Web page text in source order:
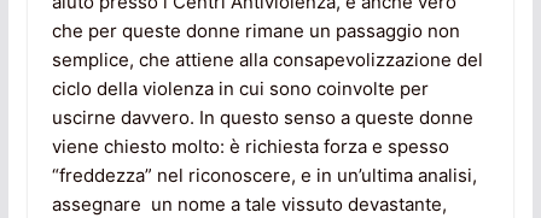
che per queste donne rimane un passaggio non
semplice, che attiene alla consapevolizzazione del
ciclo della violenza in cui sono coinvolte per
uscirne davvero. In questo senso a queste donne
viene chiesto molto: è richiesta forza e spesso
“freddezza” nel riconoscere, e in un’ultima analisi,
assegnare un nome a tale vissuto devastante,